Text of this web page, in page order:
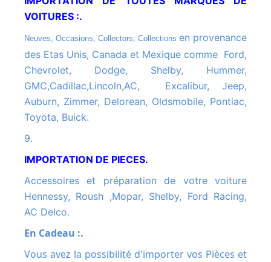
VOITURES :.
Neuves, Occasions, Collectors, Collections en provenance
des Etas Unis, Canada et Mexique comme Ford,
Chevrolet, Dodge, Shelby, Hummer,
GMC,Cadillac,Lincoln,AC, Excalibur, Jeep,
Auburn, Zimmer, Delorean, Oldsmobile, Pontiac,
Toyota, Buick.
9.
IMPORTATION DE PIECES.
Accessoires et préparation de votre voiture
Hennessy, Roush ,Mopar, Shelby, Ford Racing,
AC Delco.
En Cadeau :.
Vous avez la possibilité d'importer vos Pièces et